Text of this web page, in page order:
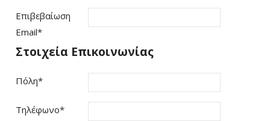
Επιβεβαίωση
Email*
Στοιχεία Επικοινωνίας
Πόλη*
Τηλέφωνο*